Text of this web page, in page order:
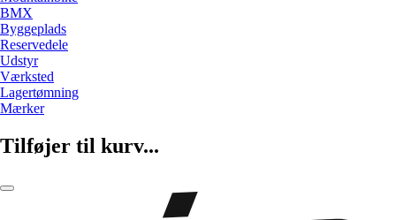
BMX
Byggeplads
Reservedele
Udstyr
Værksted
Lagertømning
Mærker
Tilføjer til kurv...